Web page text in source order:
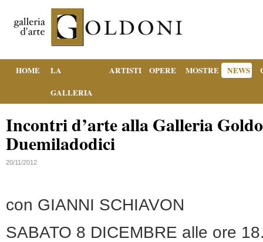
HOME
LA
GALLERIA
ARTISTI OPERE MOSTRE NEWS
Incontri d’arte alla Galleria
Duemiladodici
20/11/2012
con GIANNI SCHIAVON
SABATO 8 DICEMBRE alle ore